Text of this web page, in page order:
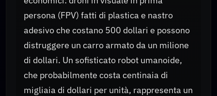
persona (FPV) fatti di plastica e nastro
adesivo che costano 500 dollari e possono
distruggere un carro armato da un milione
di dollari. Un sofisticato robot umanoide,
che probabilmente costa centinaia di
migliaia di dollari per unità, rappresenta un